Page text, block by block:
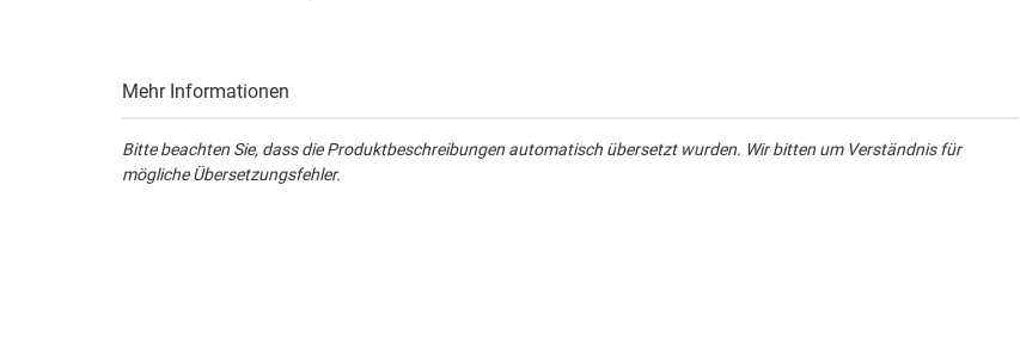
Mehr Informationen
Bitte beachten Sie, dass die Produktbeschreibungen automatisch übersetzt wurden. Wir bitten um Verständnis für
mögliche Übersetzungsfehler.